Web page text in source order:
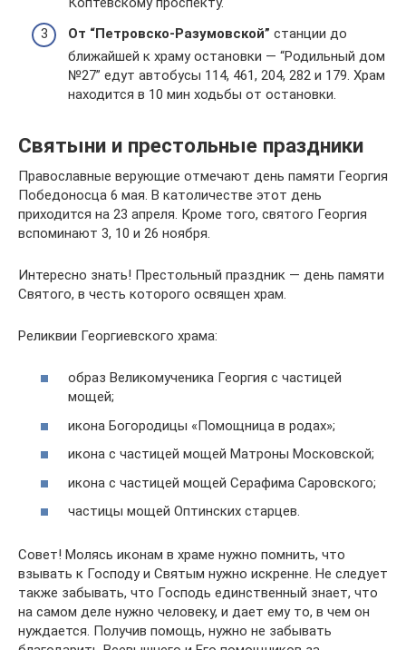
От “Петровско-Разумовской” станции до
ближайшей к храму остановки — “Родильный дом
№27” едут автобусы 114, 461, 204, 282 и 179. Храм
находится в 10 мин ходьбы от остановки.
Святыни и престольные праздники
Православные верующие отмечают день памяти Георгия
Победоносца 6 мая. В католичестве этот день
приходится на 23 апреля. Кроме того, святого Георгия
вспоминают 3, 10 и 26 ноября.
Интересно знать! Престольный праздник — день памяти
Святого, в честь которого освящен храм.
Реликвии Георгиевского храма:
образ Великомученика Георгия с частицей
мощей;
икона Богородицы «Помощница в родах»;
икона с частицей мощей Матроны Московской;
икона с частицей мощей Серафима Саровского;
частицы мощей Оптинских старцев.
Совет! Молясь иконам в храме нужно помнить, что
взывать к Господу и Святым нужно искренне. Не следует
также забывать, что Господь единственный знает, что
на самом деле нужно человеку, и дает ему то, в чем он
нуждается. Получив помощь, нужно не забывать